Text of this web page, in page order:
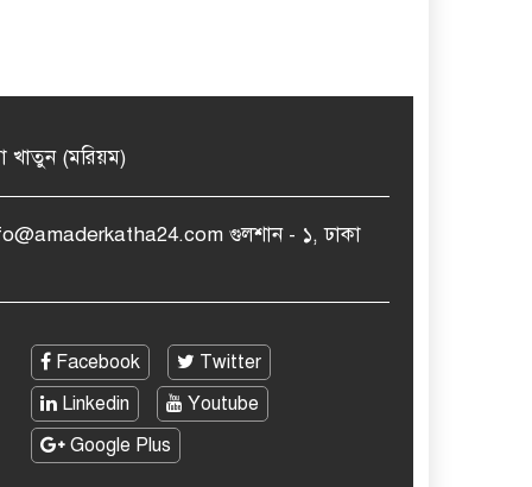
খাতুন (মরিয়ম)
গুলশান - ১, ঢাকা
Facebook
Twitter
Linkedin
Youtube
Google Plus